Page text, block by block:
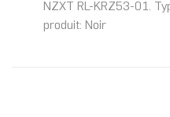
NZXT RL-KRZ53-01.
produit: Noir